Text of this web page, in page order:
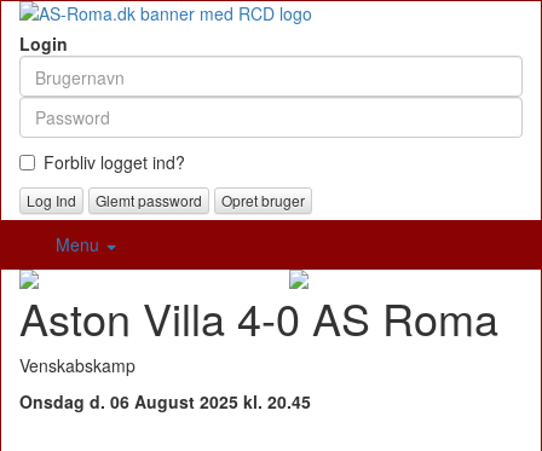
Login
Forbliv logget ind?
Glemt password Opret bruger
Menu
Aston Villa 4-0 AS Roma
Venskabskamp
Onsdag d. 06 August 2025 kl. 20.45